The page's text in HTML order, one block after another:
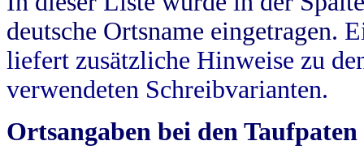
deutsche Ortsname eingetragen.
liefert zusätzliche Hinweise zu
verwendeten Schreibvarianten.
Ortsangaben bei den Taufpaten